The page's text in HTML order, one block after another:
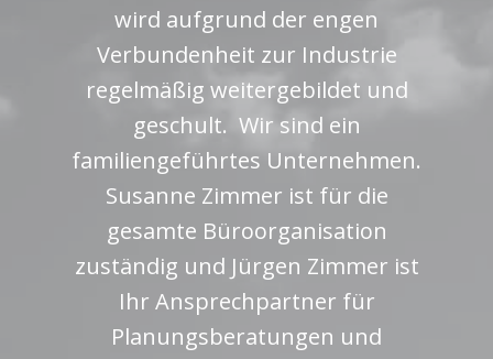
wird aufgrund der engen
Verbundenheit zur Industrie
regelmäßig weitergebildet und
geschult. Wir sind ein
familiengeführtes Unternehmen.
Susanne Zimmer ist für die
gesamte Büroorganisation
zuständig und Jürgen Zimmer ist
Ihr Ansprechpartner für
Planungsberatungen und